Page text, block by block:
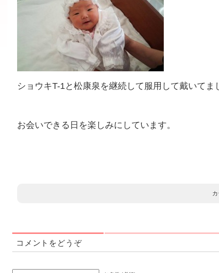
ショウキT-1と松康泉を継続して服用して戴いてま
お会いできる日を楽しみにしています。
コメントをどうぞ